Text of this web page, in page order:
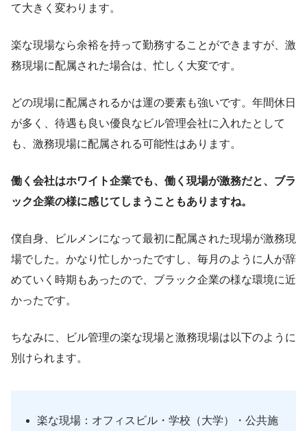
て大きく変わります。
楽な現場なら余裕を持って勤務することができますが、激
務現場に配属された場合は、忙しく大変です。
どの現場に配属されるかは運の要素も強いです。年間休日
が多く、待遇も良い優良なビル管理会社に入れたとして
も、激務現場に配属される可能性はあります。
働く会社はホワイト企業でも、働く現場が激務だと、ブラ
ック企業の様に感じてしまうこともありますね。
僕自身、ビルメンになって最初に配属された現場が激務現
場でした。かなり忙しかったですし、毎月のように人が辞
めていく時期もあったので、ブラック企業の様な環境に近
かったです。
ちなみに、ビル管理の楽な現場と激務現場は以下のように
別けられます。
楽な現場：オフィスビル・学校（大学）・公共施